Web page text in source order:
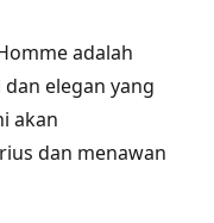
adalah
elegan yang
akan
dan menawan